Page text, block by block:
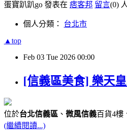
蛋寶趴趴go 發表在 痞客邦 留言(0)
個人分類： 台北市
▲top
Feb 03 Tue 2026 00:00
[信義區美食] 樂天
位於台北信義區 、 微風信義百貨4樓
(繼續閱讀...)